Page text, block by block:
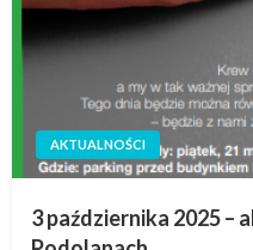
AKTUALNOŚCI
3 października 2025 –